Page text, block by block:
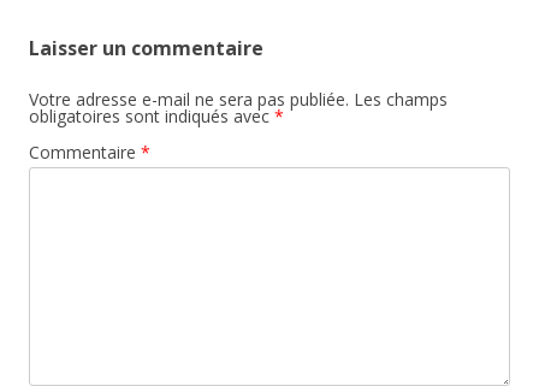
Laisser un commentaire
Votre adresse e-mail ne sera pas publiée. Les champs
obligatoires sont indiqués avec *
Commentaire *